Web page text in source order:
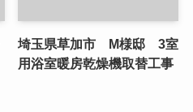
埼玉県草加市 M様邸 3室
用浴室暖房乾燥機取替工事